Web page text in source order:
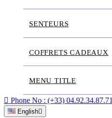
SENTEURS
COFFRETS CADEAUX
MENU TITLE
 Phone No : (+33) 04.92.34.87.71
English